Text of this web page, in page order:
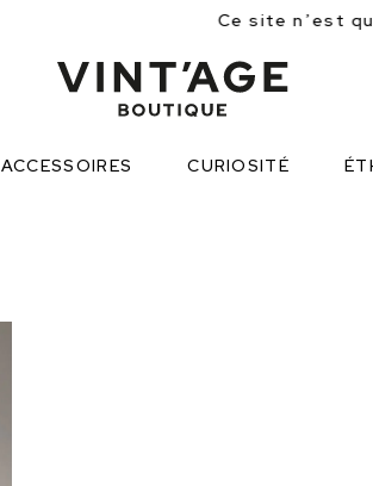
Ce site n’est qu’une approche
ACCESSOIRES CURIOSITÉ